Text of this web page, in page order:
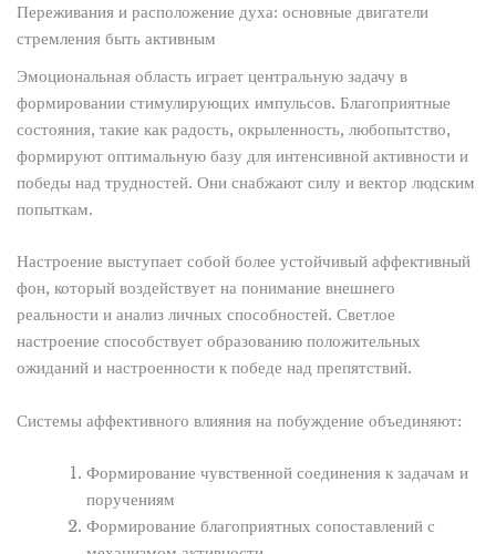
Переживания и расположение духа: основные двигатели
стремления быть активным
Эмоциональная область играет центральную задачу в
формировании стимулирующих импульсов. Благоприятные
состояния, такие как радость, окрыленность, любопытство,
формируют оптимальную базу для интенсивной активности и
победы над трудностей. Они снабжают силу и вектор людским
попыткам.
Настроение выступает собой более устойчивый аффективный
фон, который воздействует на понимание внешнего
реальности и анализ личных способностей. Светлое
настроение способствует образованию положительных
ожиданий и настроенности к победе над препятствий.
Системы аффективного влияния на побуждение объединяют:
Формирование чувственной соединения к задачам и
поручениям
Формирование благоприятных сопоставлений с